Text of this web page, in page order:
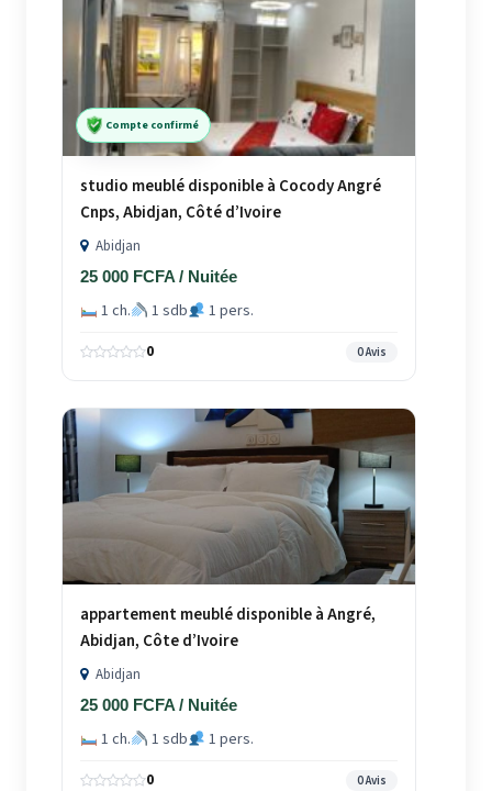
Compte confirmé
studio meublé disponible à Cocody Angré
Cnps, Abidjan, Côté d’Ivoire
Abidjan
25 000 FCFA / Nuitée
1 ch. 1 sdb 1 pers.
0 0 Avis
appartement meublé disponible à Angré,
Abidjan, Côte d’Ivoire
Abidjan
25 000 FCFA / Nuitée
1 ch. 1 sdb 1 pers.
0 0 Avis